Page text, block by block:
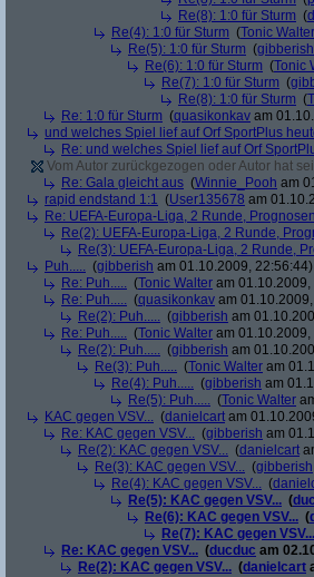
Re(8): 1:0 für Sturm (
Re(4): 1:0 für Sturm (Tonic Walter
Re(5): 1:0 für Sturm (gibberish
Re(6): 1:0 für Sturm (Tonic
Re(7): 1:0 für Sturm (
Re(8): 1:0 für Sturm (
Re: 1:0 für Sturm (quasikonkav am
und welches Spiel lief auf Orf SportPlus
Re: und welches Spiel lief auf Orf
Vom Autor zurückgezogen oder Autor hat
Re: Gala gleicht aus (Winnie_Pooh am
rapid endstand 1:1 (User135678 am
Re: UEFA-Europa-Liga, 2 Runde,
Re(2): UEFA-Europa-Liga, 2 Runde,
Re(3): UEFA-Europa-Liga, 2 Runde,
Puh..... (gibberish am 01.10.2009, 22:56:44)
Re: Puh..... (Tonic Walter am 01.10.2009,
Re: Puh..... (quasikonkav am
Re(2): Puh..... (gibberish am
Re: Puh..... (Tonic Walter am 01.10.2009,
Re(2): Puh..... (gibberish am
Re(3): Puh..... (Tonic Walter am
Re(4): Puh..... (gibberish am
Re(5): Puh..... (Tonic Walter
KAC gegen VSV... (danielcart am
Re: KAC gegen VSV... (gibberish am
Re(2): KAC gegen VSV... (danielcart
Re(3): KAC gegen VSV... (gibberish
Re(4): KAC gegen VSV... (
Re(5): KAC gegen VSV... (
Re(6): KAC gegen VSV... (
Re(7): KAC gegen VSV...
Re: KAC gegen VSV... (ducduc am
Re(2): KAC gegen VSV... (danielcart